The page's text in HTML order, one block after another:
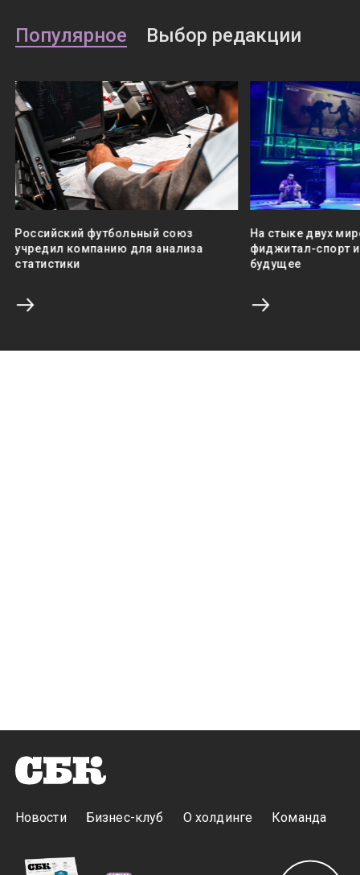
Популярное Выбор редакции
Российский футбольный союз
учредил компанию для анализа
статистики
На стыке двух
фиджитал-спорт
будущее
Новости Бизнес-клуб О холдинге Команда